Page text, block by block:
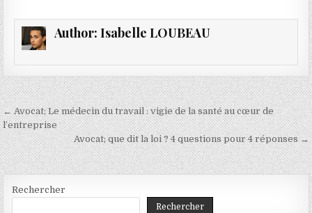
Author: Isabelle LOUBEAU
Navigation
de
l’article
← Avocat; Le médecin du travail : vigie de la santé au cœur de
l’entreprise
Avocat; que dit la loi ? 4 questions pour 4 réponses →
Rechercher
Rechercher